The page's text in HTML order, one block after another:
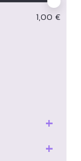
1,00 €
+
+